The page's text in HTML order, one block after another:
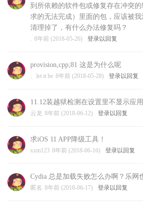
到所依赖的软件包或修复存在冲突
求的无法完成）里面的包，应该被
清理掉了，有什么办法修复吗？
. 8年前 (2018-05-26) 登录以回复
provision,cpp;81 这是为什么呢
、let it be 8年前 (2018-05-28) 登录以回复
11.12装越狱检测在设置里不显示应
云龙 8年前 (2018-06-12) 登录以回复
求iOS 11 APP降级工具！
xxm123 8年前 (2018-06-16) 登录以回复
Cydia 总是加载失败怎么办啊？乐网
匿名 8年前 (2018-06-17) 登录以回复